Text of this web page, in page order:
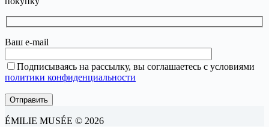
Ваш e-mail
Подписываясь на рассылку, вы соглашаетесь с условиями
политики конфиденциальности
ÉMILIE MUSÉE © 2026